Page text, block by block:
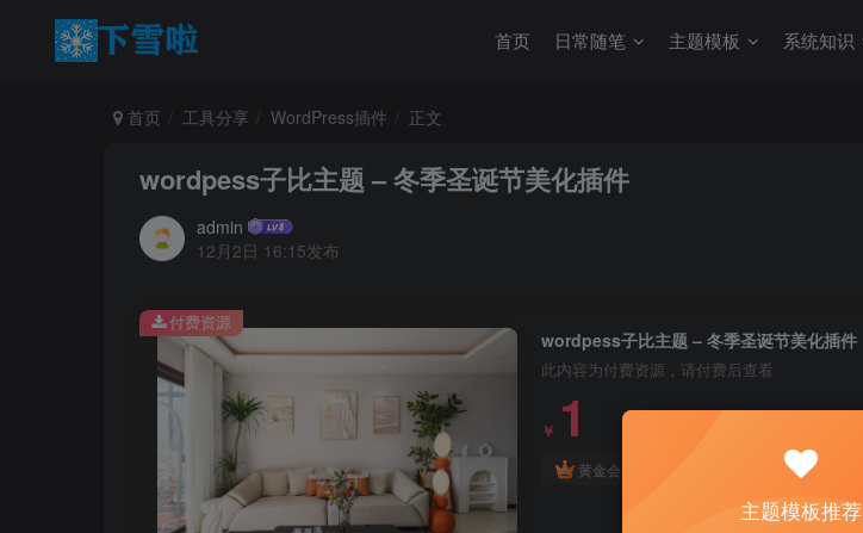
首页 日常随笔 主题模板 系统知识
首页 工具分享 WordPress插件 正文
wordpess子比主题 – 冬季圣诞节美化插件
admin
12月2日 16:15发布
wordpess子比主题 – 冬季圣诞节美化插件
此内容为付费资源，请付费后查看
￥ 1
黄金会员 免费
付费资源
主题模板推荐